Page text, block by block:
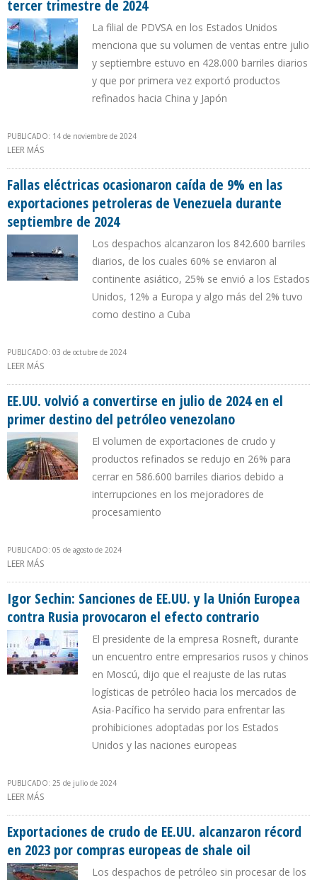
tercer trimestre de 2024
La filial de PDVSA en los Estados Unidos
menciona que su volumen de ventas entre julio
y septiembre estuvo en 428.000 barriles diarios
y que por primera vez exportó productos
refinados hacia China y Japón
PUBLICADO: 14 de noviembre de 2024
LEER MÁS
Fallas eléctricas ocasionaron caída de 9% en las
exportaciones petroleras de Venezuela durante
septiembre de 2024
Los despachos alcanzaron los 842.600 barriles
diarios, de los cuales 60% se enviaron al
continente asiático, 25% se envió a los Estados
Unidos, 12% a Europa y algo más del 2% tuvo
como destino a Cuba
PUBLICADO: 03 de octubre de 2024
LEER MÁS
SEPTIEMBRE DE 2024
EE.UU. volvió a convertirse en julio de 2024 en el
primer destino del petróleo venezolano
El volumen de exportaciones de crudo y
productos refinados se redujo en 26% para
cerrar en 586.600 barriles diarios debido a
interrupciones en los mejoradores de
procesamiento
PUBLICADO: 05 de agosto de 2024
LEER MÁS
Igor Sechin: Sanciones de EE.UU. y la Unión Europea
contra Rusia provocaron el efecto contrario
El presidente de la empresa Rosneft, durante
un encuentro entre empresarios rusos y chinos
en Moscú, dijo que el reajuste de las rutas
logísticas de petróleo hacia los mercados de
Asia-Pacífico ha servido para enfrentar las
prohibiciones adoptadas por los Estados
Unidos y las naciones europeas
PUBLICADO: 25 de julio de 2024
LEER MÁS
Exportaciones de crudo de EE.UU. alcanzaron récord
en 2023 por compras europeas de shale oil
Los despachos de petróleo sin procesar de los